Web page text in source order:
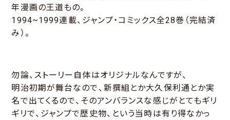
年漫画の王道もの。
1994~1999連載、ジャンプ・コミックス全28巻（完結済
み）。
勿論、ストーリー自体はオリジナルなんですが、
明治初期が舞台なので、新撰組とか大久保利通とか実
名で出てくるので、そのアンバランスな感じがとてもギリ
ギリで、ジャンプで歴史物、という当時は有り得なかっ